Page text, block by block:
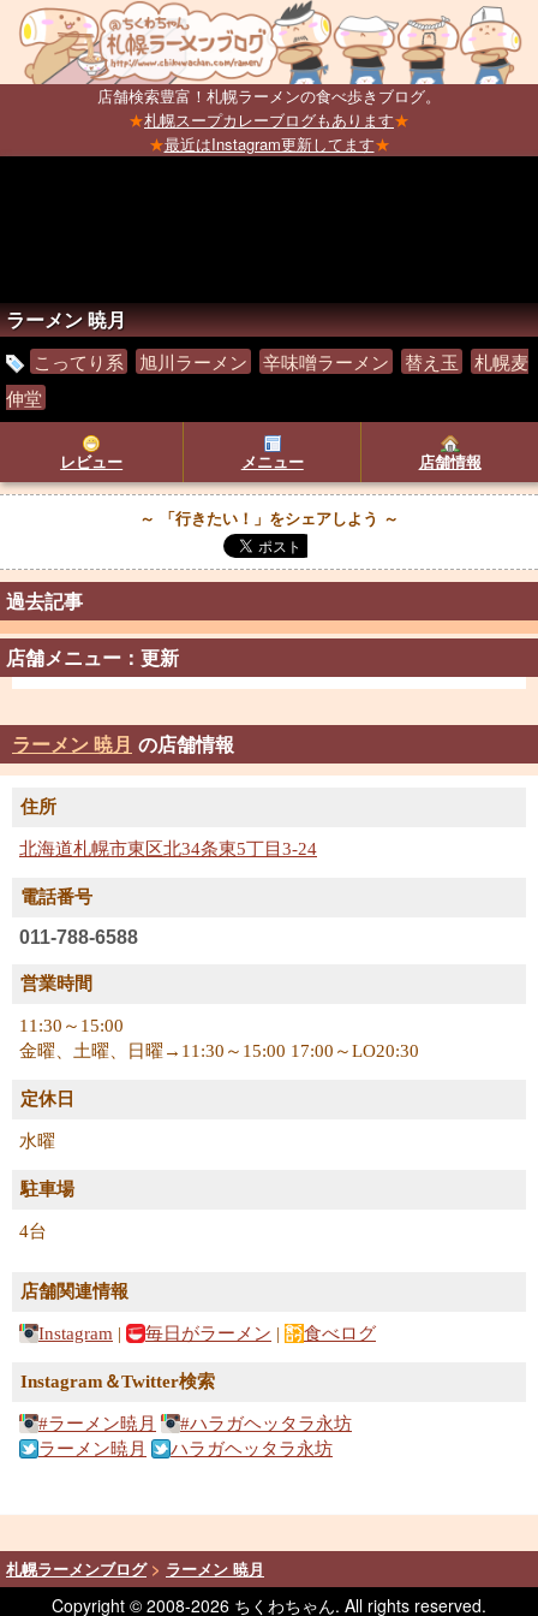
店舗検索豊富！札幌ラーメンの食べ歩きブログ。
★札幌スープカレーブログもあります★
★最近はInstagram更新してます★
ラーメン 暁月
こってり系 旭川ラーメン 辛味噌ラーメン 替え玉
札幌麦
伸堂
レビュー メニュー 店舗情報
～ 「行きたい！」をシェアしよう ～
過去記事
店舗メニュー：更新
ラーメン 暁月 の店舗情報
住所
北海道札幌市東区北34条東5丁目3-24
電話番号
011-788-6588
営業時間
11:30～15:00
金曜、土曜、日曜→11:30～15:00 17:00～LO20:30
定休日
水曜
駐車場
4台
店舗関連情報
Instagram | 毎日がラーメン | 食べログ
Instagram＆Twitter検索
#ラーメン暁月
#ハラガヘッタラ永坊
ラーメン暁月
ハラガヘッタラ永坊
札幌ラーメンブログ> ラーメン 暁月
Copyright © 2008-2026 ちくわちゃん. All rights reserved.